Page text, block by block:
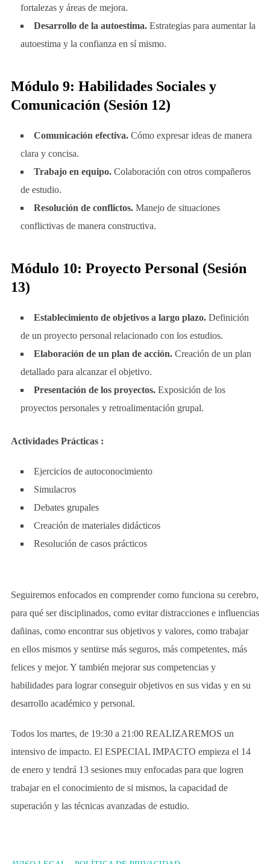
fortalezas y áreas de mejora.
Desarrollo de la autoestima.Estrategias para aumentar la
autoestima y la confianza en sí mismo.
Módulo 9: Habilidades Sociales y
Comunicación (Sesión 12)
Comunicación efectiva.Cómo expresar ideas de manera
clara y concisa.
Trabajo en equipo.Colaboración con otros compañeros
de estudio.
Resolución de conflictos.Manejo de situaciones
conflictivas de manera constructiva.
Módulo 10: Proyecto Personal (Sesión
13)
Establecimiento de objetivos a largo plazo.Definición
de un proyecto personal relacionado con los estudios.
Elaboración de un plan de acción.Creación de un plan
detallado para alcanzar el objetivo.
Presentación de los proyectos.Exposición de los
proyectos personales y retroalimentación grupal.
Actividades Prácticas :
Ejercicios de autoconocimiento
Simulacros
Debates grupales
Creación de materiales didácticos
Resolución de casos prácticos
Seguiremos enfocados en comprender como funciona su cerebro,
para qué ser disciplinados, como evitar distracciones e influencias
dañinas, como encontrar sus objetivos y valores, como trabajar
en ellos mismos y sentirse más seguros, más competentes, más
felices y mejor. Y también mejorar sus competencias y
habilidades para lograr conseguir objetivos en sus vidas y en su
desarrollo académico y personal.
Todos los martes, de 19:30 a 21:00 REALIZAREMOS un
intensivo de impacto. El ESPECIAL IMPACTO empieza el 14
de enero y tendrá 13 sesiones muy enfocadas para que logren
trabajar en el conocimiento de si mismos, la capacidad de
superación y las técnicas avanzadas de estudio.